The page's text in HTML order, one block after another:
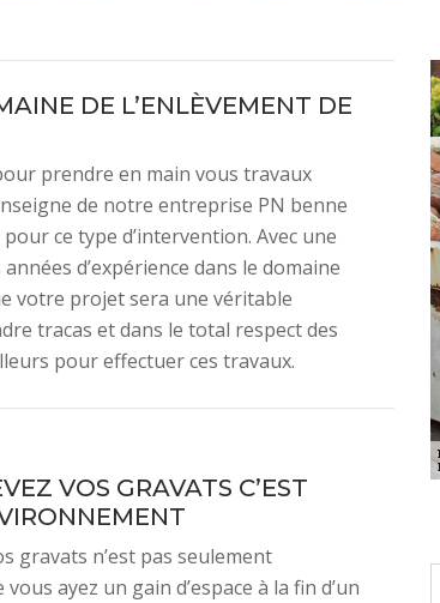
DE L’ENLÈVEMENT DE
prendre en main vous travaux
de notre entreprise PN benne
ce type d’intervention. Avec une
d’expérience dans le domaine
votre projet sera une véritable
tracas et dans le total respect des
pour effectuer ces travaux.
VOS GRAVATS C’EST
gravats n’est pas seulement
ayez un gain d’espace à la fin d’un